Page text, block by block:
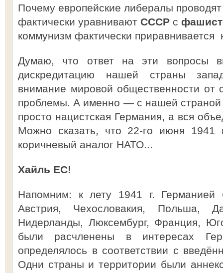
Почему европейские либералы
фактически уравнивают СССР с
коммунизм фактически приравнивается
Думаю, что ответ на эти вопросы
дискредитацию нашей страны
внимание мировой общественности от
проблемы. А именно — с нашей страной
просто нацистская Германия, а вся
Можно сказать, что 22-го июня 1941
коричневый аналог НАТО...
Хайль ЕС!
Напомним: к лету 1941 г. Германией
Австрия, Чехословакия, Польша,
Нидерланды, Люксембург, Франция,
были расчленены в интересах
определялось в соответствии с
Одни страны и территории были